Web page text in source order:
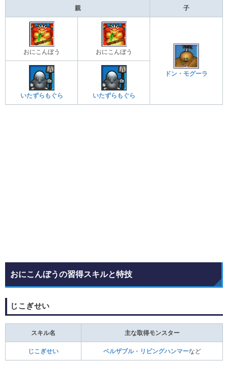
親 子
おにこんぼう おにこんぼう
ドン・モグーラ
いたずらもぐら いたずらもぐら
おにこんぼうの習得スキルと特技
じこぎせい
スキル名 主な取得モンスター
じこぎせい ベルザブル・ リビングハンマーなど